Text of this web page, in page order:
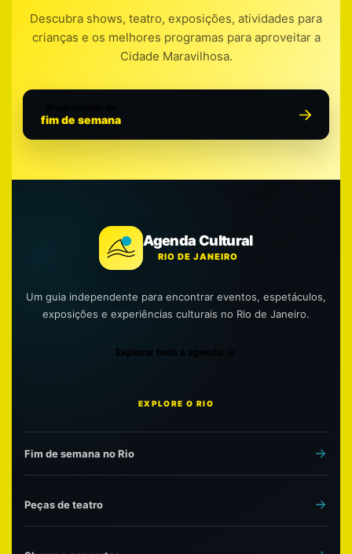
Descubra shows, teatro, exposições, atividades para
crianças e os melhores programas para aproveitar a
Cidade Maravilhosa.
fim de semana
Agenda Cultural
RIO DE JANEIRO
Um guia independente para encontrar eventos, espetáculos,
exposições e experiências culturais no Rio de Janeiro.
Explorar toda a agenda
EXPLORE O RIO
Fim de semana no Rio
Peças de teatro